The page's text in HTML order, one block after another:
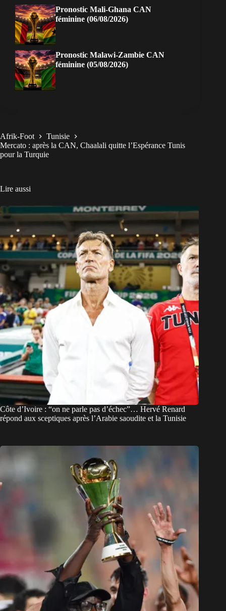
Pronostic Mali-Ghana CAN
féminine (06/08/2026)
Pronostic Malawi-Zambie CAN
féminine (05/08/2026)
Afrik-Foot
Tunisie
Mercato : après la CAN, Chaalali quitte l’Espérance Tunis
pour la Turquie
Lire aussi
Côte d’Ivoire : “on ne parle pas d’échec”… Hervé Renard
répond aux sceptiques après l’Arabie saoudite et la Tunisie